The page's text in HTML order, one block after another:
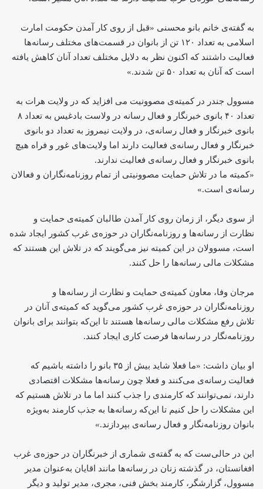
به گفته‌ی خانم بانو محسنی «قبل از روی کار آمدن حکومت امارت
اسلامی به تعداد ۱۲۰ تن از بانوان در قسمت‌های مختلف رسانه‌ها
فعالیت داشتند که اکنون نظر به دلایل مختلف تعداد آنان کاهش یافته
است که آنان به تعداد ۵۰ تن شدند.»
مسوول جندر در کمیته‌ی مصوونیت می‌ افزاید که در ولایت هرات به
تعداد ۴۰ بانوی خبرنگار و فعال رسانه در ولاست بادغیس به تعداد ۸
بانوی خبرنگار و فعال رسانه‌ی، در ولایت نیمروز به تعداد دو بانوی
خبرنگار و فعال رسانه‌ی فعالیت دارند اما ولایت‌های غور و فراه هیچ
بانوی خبرنگار و فعال رسانه‌ی فعالیت ندارند.
«کمیته ما در تلاش حمایت مصوونیتی از تمام روزنامه‌نگاران و فعالان
رسانه‌ی است.»
از سوی دیگر، از زمان روی کار آمدن طالبان کمیته‌ی حمایت و
نظارت از رسانه‌ها و روزنامه‌نگاران در حوزه‌ی غرب کشور ایجاد شده
است، مسوولان در این کمیته نیز می‌گویند که در تلاش این هستند که
مشکلات مالی رسانه‌ها را حل کنند.
مرجان وفا، معاون کمیته‌ی حمایت و نظارت از رسانه‌ها و
روزنامه‌نگاران در حوزه‌ی غرب کشور می‌گوید که کمیته‌ی آنان در
تلاش رفع مشکلات مالی رسانه‌ها هستند تا این‌که بتوانند برای بانوان
روزنامه‌نگار در رسانه‌ها فرصت کاری ایجاد کنند.
او بیان داشت: «ما فعلا شاید بیش از ۳۵ بانو را داشته باشیم که
فعالیت رسانه‌ی می‌کنند و فعلا چون رسانه‌ها مشکلات اقتصادی
دارند، نمی‌توانند که کارمندی را جذب کنند اما ما در تلاش هستیم که
این مشکلات را حل کنیم تا این‌که رسانه‌ها به جذب کارمند به‌ویژه
بانوان روزنامه‌نگار و فعال رسانه‌ی بپردازند.»
این در حالی‌ست که به گفته‌‌ی شماری از خبرنگاران در حوزه‌ی غرب
افغانستان، در گذشته زنان در رسانه‌ها مانند اقایان به‌عنوان مدیر
مسوول، گزارشگر، کارمند بخش فنی، مجری، مدیر تولید و دیگر